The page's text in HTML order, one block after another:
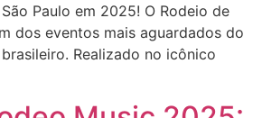
Paulo em 2025! O Rodeio de
dos eventos mais aguardados do
Realizado no icônico